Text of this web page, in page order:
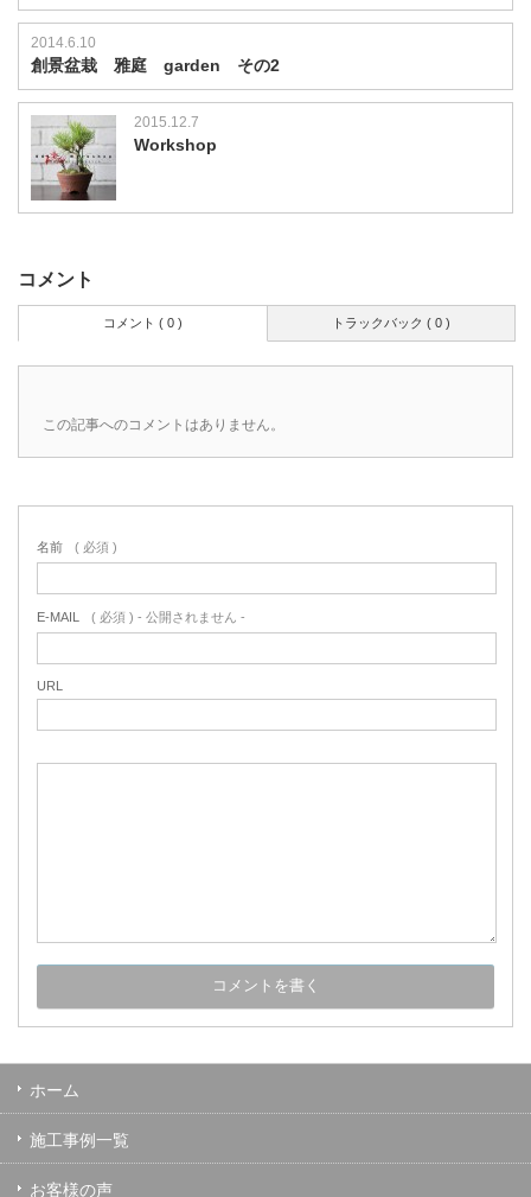
2014.6.10
創景盆栽 雅庭 garden その2
2015.12.7
Workshop
コメント
トラックバック ( 0 )
コメント ( 0 )
この記事へのコメントはありません。
名前 ( 必須 )
E-MAIL ( 必須 ) - 公開されません -
URL
ホーム
施工事例一覧
お客様の声